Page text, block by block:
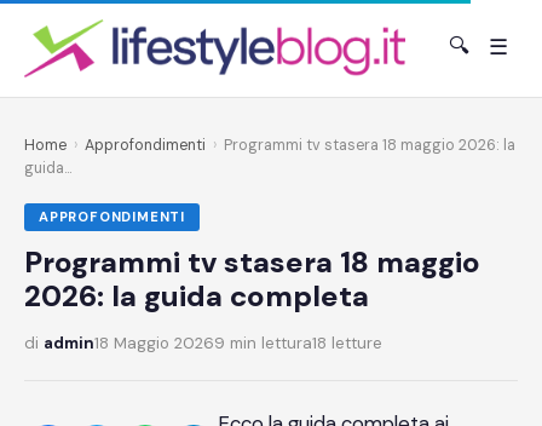
🔍 ☰
Home › Approfondimenti › Programmi tv stasera 18 maggio 2026: la
guida...
APPROFONDIMENTI
Programmi tv stasera 18 maggio
2026: la guida completa
di admin18 Maggio 20269 min lettura18 letture